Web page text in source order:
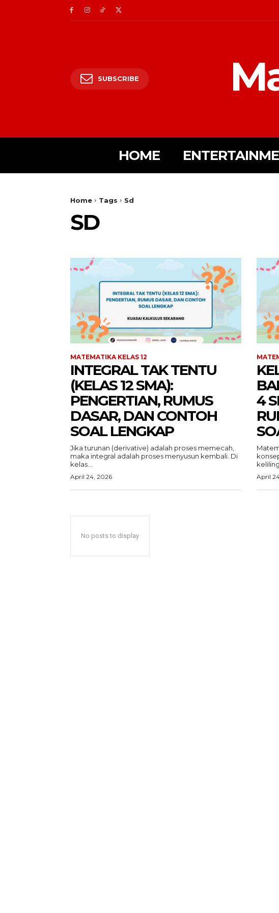
SUBSCRIBE
HOME
Home Tags Sd
SD
MATEMATIKA KELAS 12
INTEGRAL TAK TENTU
(KELAS 12 SMA):
PENGERTIAN, RUMUS
DASAR, DAN CONTOH
SOAL LENGKAP
Jika turunan (derivative) adalah proses memecah,
maka integral adalah proses menyusun kembali. Di
kelas...
April 24, 2026
4
April
No posts to display